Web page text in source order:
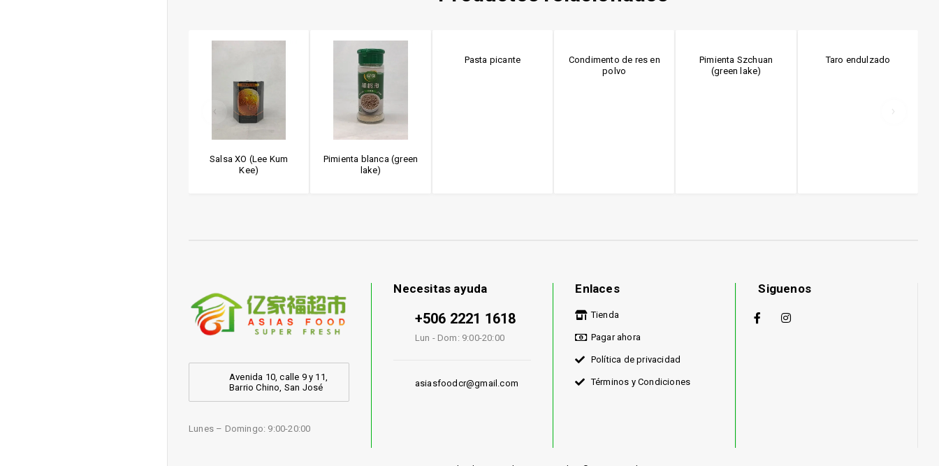
Salsa XO (Lee Kum
Kee)
Pimienta blanca (green
lake)
Pasta picante
Condimento de res en
polvo
Pimienta Szchuan
(green lake)
Taro endulzado
Avenida 10, calle 9 y 11,
Barrio Chino, San José
Lunes – Domingo: 9:00-20:00
Necesitas ayuda
+506 2221 1618
Lun - Dom: 9:00-20:00
asiasfoodcr@gmail.com
Enlaces
Tienda
Pagar ahora
Política de privacidad
Términos y Condiciones
Siguenos